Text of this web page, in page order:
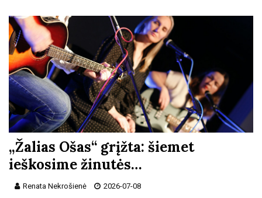
„Žalias Ošas“ grįžta: šiemet
ieškosime žinutės…
Renata Nekrošienė 2026-07-08